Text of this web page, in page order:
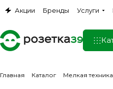
Акции Бренды Услуги
Главная Каталог Мелкая